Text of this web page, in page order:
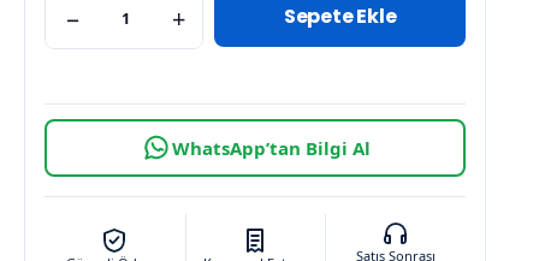
− + Sepete Ekle
WhatsApp’tan Bilgi Al
Satış Sonrası